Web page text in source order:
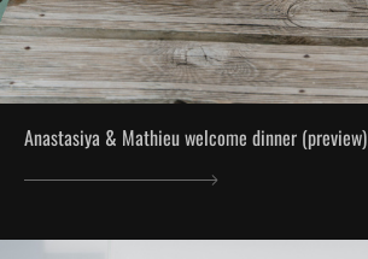
Anastasiya & Mathieu welcome dinner (preview)